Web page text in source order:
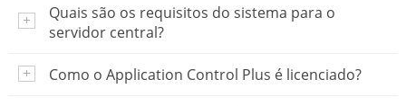
Quais são os requisitos do sistema para o
servidor central?
Como o Application Control Plus é licenciado?